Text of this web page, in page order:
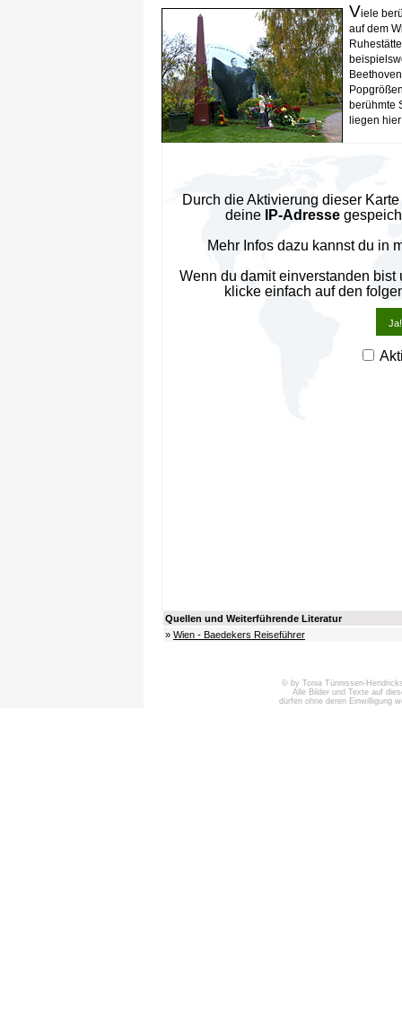
Viele
auf dem
berühmte
liegen
Durch die Aktivierung dieser
deine
IP-Adresse
Mehr Infos dazu kannst du in
Wenn du damit einverstanden
klicke einfach auf den
Quellen und Weiterführende Literatur
» Wien - Baedekers Reiseführer
© by Tonia Tünnissen-
Alle Bilder und Texte auf
dürfen ohne deren Einwilligung